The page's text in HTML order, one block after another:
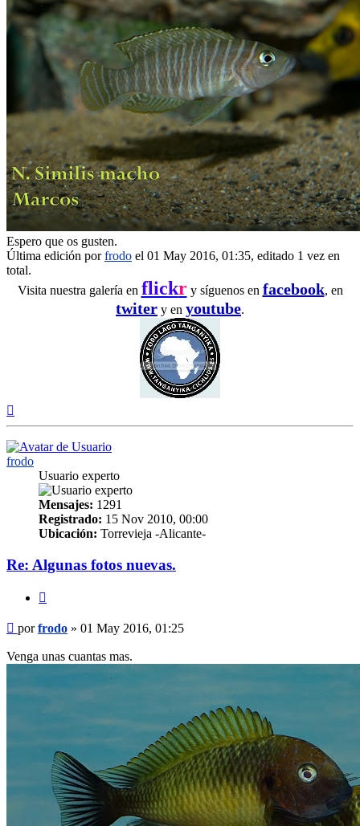
Espero que os gusten.
Última edición porfrodo el 01 May 2016, 01:35, editado 1 vez en
total.
Visita nuestra galería en flickry síguenos en facebook, en
twiter y en youtube.
frodo
Usuario experto
Mensajes: 1291
Registrado: 15 Nov 2010, 00:00
Ubicación: Torrevieja -Alicante-
Re: Algunas fotos nuevas.
Mensaje
porfrodo » 01 May 2016, 01:25
Venga unas cuantas mas.